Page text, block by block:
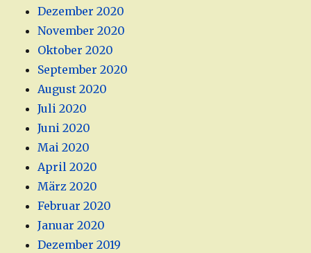
Dezember 2020
November 2020
Oktober 2020
September 2020
August 2020
Juli 2020
Juni 2020
Mai 2020
April 2020
März 2020
Februar 2020
Januar 2020
Dezember 2019